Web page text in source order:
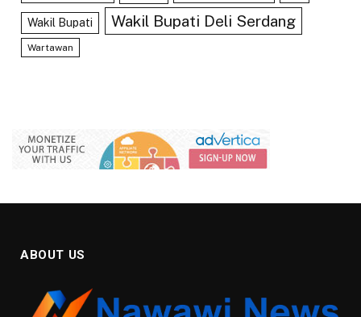
Wakil Bupati Wakil Bupati Deli Serdang
Wartawan
ABOUT US